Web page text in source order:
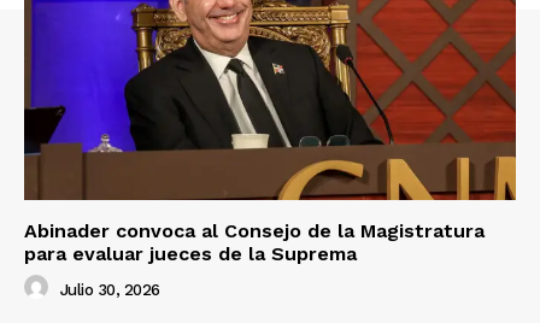
Abinader convoca al Consejo de la Magistratura
para evaluar jueces de la Suprema
Julio 30, 2026